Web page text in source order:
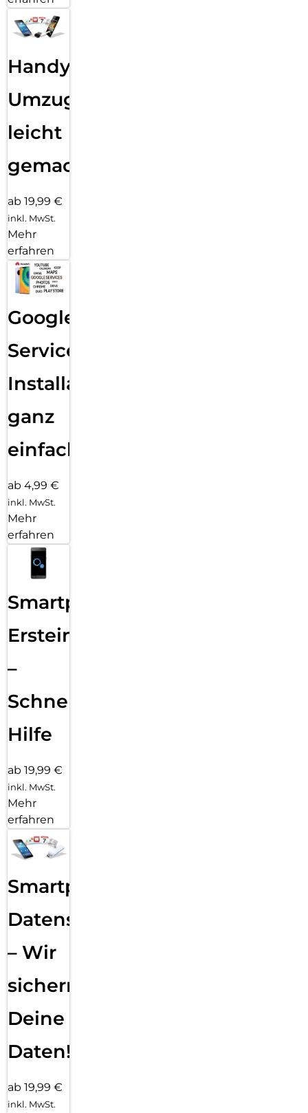
Handy
Umzug
leicht
gemacht!
ab 19,99 €
inkl. MwSt.
Mehr
erfahren
Google
Services
Installation
ganz
einfach
ab 4,99 €
inkl. MwSt.
Mehr
erfahren
Smartphone
Ersteinrichtung
–
Schnelle
Hilfe
ab 19,99 €
inkl. MwSt.
Mehr
erfahren
Smartphone
Datensicherung
– Wir
sichern
Deine
Daten!
ab 19,99 €
inkl. MwSt.